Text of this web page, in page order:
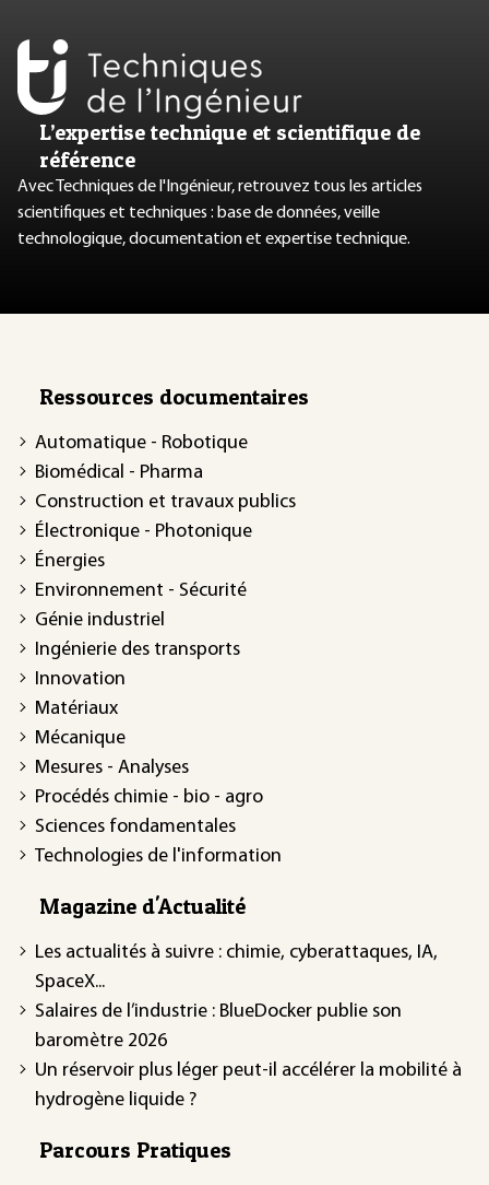
L’expertise technique et scientifique de
référence
Avec Techniques de l'Ingénieur, retrouvez tous les articles
scientifiques et techniques : base de données, veille
technologique, documentation et expertise technique.
Ressources documentaires
Automatique - Robotique
Biomédical - Pharma
Construction et travaux publics
Électronique - Photonique
Énergies
Environnement - Sécurité
Génie industriel
Ingénierie des transports
Innovation
Matériaux
Mécanique
Mesures - Analyses
Procédés chimie - bio - agro
Sciences fondamentales
Technologies de l'information
Magazine d'Actualité
Les actualités à suivre : chimie, cyberattaques, IA,
SpaceX...
Salaires de l’industrie : BlueDocker publie son
baromètre 2026
Un réservoir plus léger peut-il accélérer la mobilité à
hydrogène liquide ?
Parcours Pratiques